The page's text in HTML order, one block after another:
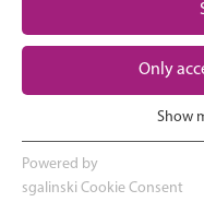
El embarazo y el
La experiencia
Volver a casa y
Apoyo a los padres
Only
Essenzielle Cookies
Webseite benötigt.
Show
Powered by
sgalinski Cookie Consent